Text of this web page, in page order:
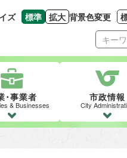
ズ 標準
文字の大きさをもとの大
拡大
文字を大きくする
背景色変更
･事業者
& Businesses
市政情報
City